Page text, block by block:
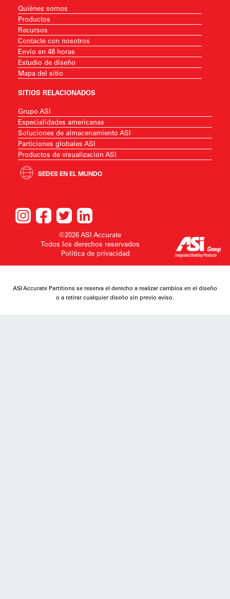
Quiénes somos
Productos
Recursos
Contacte con nosotros
Envío en 48 horas
Estudio de diseño
Mapa del sitio
SITIOS RELACIONADOS
Grupo ASI
Especialidades americanas
Soluciones de almacenamiento ASI
Particiones globales ASI
Productos de visualización ASI
SEDES EN EL MUNDO
©2026 ASI Accurate
Todos los derechos reservados
Política de privacidad
ASI Accurate Partitions se reserva el derecho a realizar cambios en el diseño
o a retirar cualquier diseño sin previo aviso.